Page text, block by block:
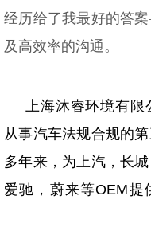
经历给了我最好的答
及高效率的沟通。
上海沐睿环境有限
从事汽车法规合规的第
多年来，为上汽，长城
爱驰，蔚来等OEM提